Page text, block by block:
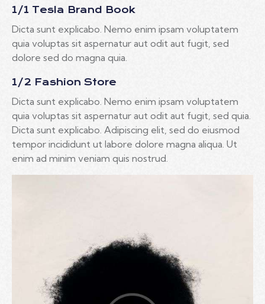
1/1 Tesla Brand Book
Dicta sunt explicabo. Nemo enim ipsam voluptatem
quia voluptas sit aspernatur aut odit aut fugit, sed
dolore sed do magna quia.
1/2 Fashion Store
Dicta sunt explicabo. Nemo enim ipsam voluptatem
quia voluptas sit aspernatur aut odit aut fugit, sed quia.
Dicta sunt explicabo. Adipiscing elit, sed do eiusmod
tempor incididunt ut labore dolore magna aliqua. Ut
enim ad minim veniam quis nostrud.